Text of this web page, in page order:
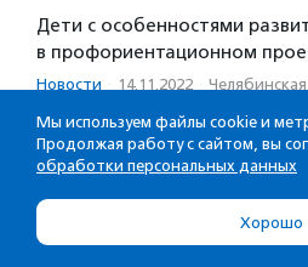
Дети с особенностями
в профориентационном
Новости · 14.11.2022 · Челябинская
Мы используем файлы cookie и
Продолжая работу с сайтом, вы
обработки персональных данных
Хорошо